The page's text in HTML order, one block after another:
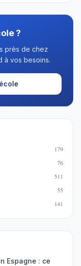
?
près de chez
à vos besoins.
179
76
511
55
141
Espagne : ce